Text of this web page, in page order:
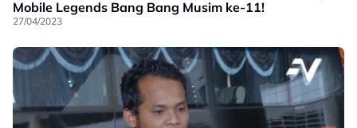
Mobile Legends Bang Bang Musim ke-11!
27/04/2023